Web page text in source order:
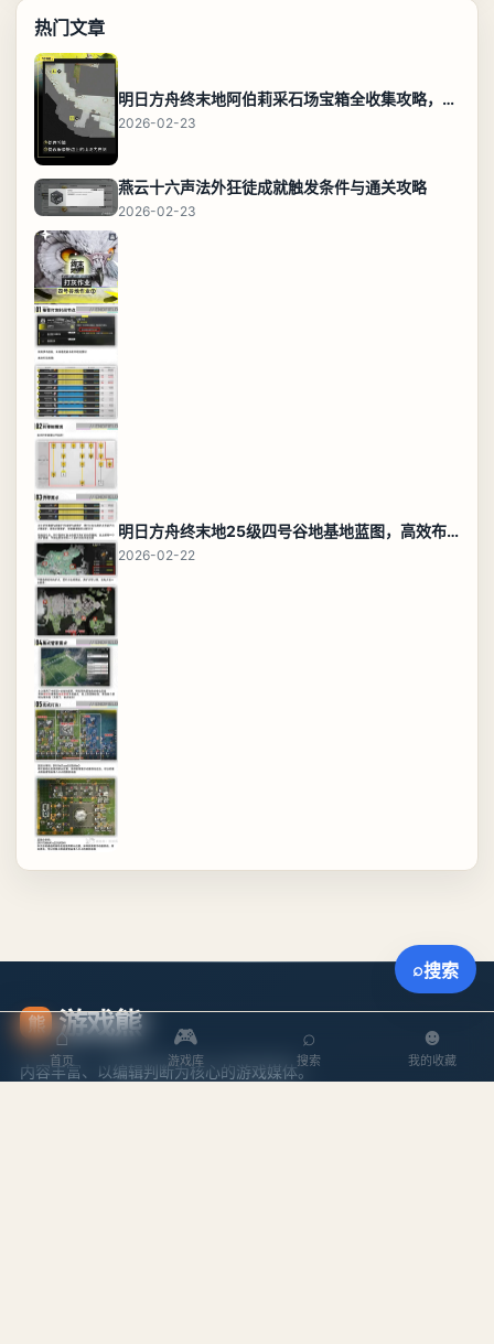
热门文章
明日方舟终末地阿伯莉采石场宝箱全收集攻略，全点位分布图与路线
2026-02-23
燕云十六声法外狂徒成就触发条件与通关攻略
2026-02-23
明日方舟终末地25级四号谷地基地蓝图，高效布局规划
2026-02-22
熊 游戏熊
内容丰富、以编辑判断为核心的游戏媒体。
⌂
首页
🎮
游戏库
⌕
搜索
☻
我的收藏
⌕搜索